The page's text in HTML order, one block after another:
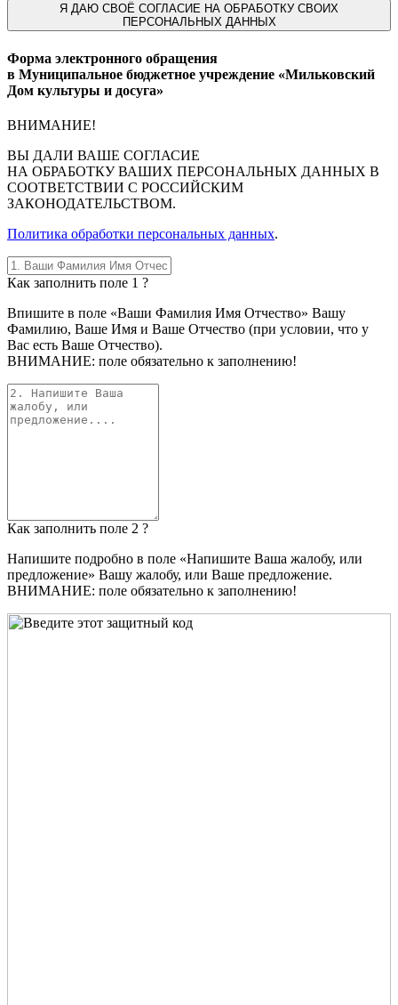
Я ДАЮ СВОЁ СОГЛАСИЕ НА ОБРАБОТКУ СВОИХ
ПЕРСОНАЛЬНЫХ ДАННЫХ
Форма электронного обращения
в Муниципальное бюджетное учреждение «Мильковский
Дом культуры и досуга»
ВНИМАНИЕ!
ВЫ ДАЛИ ВАШЕ СОГЛАСИЕ
НА ОБРАБОТКУ ВАШИХ ПЕРСОНАЛЬНЫХ ДАННЫХ В
СООТВЕТСТВИИ С РОССИЙСКИМ
ЗАКОНОДАТЕЛЬСТВОМ.
Политика обработки персональных данных.
Как заполнить поле 1 ?
Впишите в поле «Ваши Фамилия Имя Отчество» Вашу
Фамилию, Ваше Имя и Ваше Отчество (при условии, что у
Вас есть Ваше Отчество).
ВНИМАНИЕ: поле обязательно к заполнению!
Как заполнить поле 2 ?
Напишите подробно в поле «Напишите Ваша жалобу, или
предложение» Вашу жалобу, или Ваше предложение.
ВНИМАНИЕ: поле обязательно к заполнению!